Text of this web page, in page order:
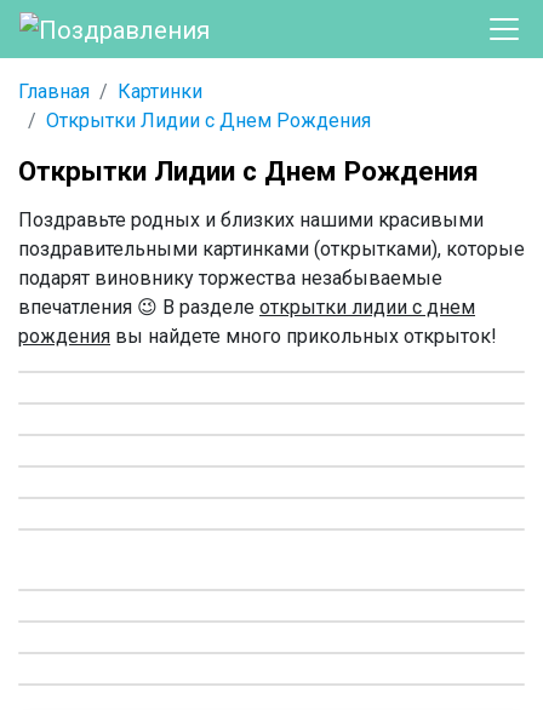
Главная
Картинки
Открытки Лидии с Днем Рождения
Открытки Лидии с Днем Рождения
Поздравьте родных и близких нашими красивыми
поздравительными картинками (открытками), которые
подарят виновнику торжества незабываемые
впечатления 😉 В разделе открытки лидии с днем
рождения вы найдете много прикольных открыток!